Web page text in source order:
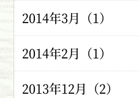
2014年3月（1）
2014年2月（1）
2013年12月（2）